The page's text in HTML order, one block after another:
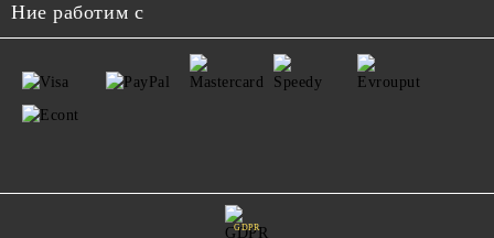
Ние работим с
GDPR